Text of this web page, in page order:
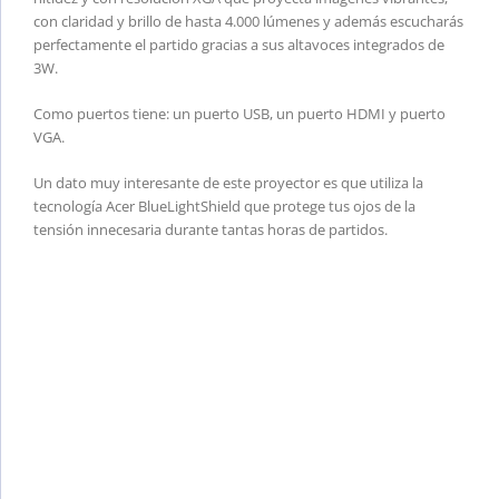
con claridad y brillo de hasta 4.000 lúmenes y además escucharás
perfectamente el partido gracias a sus altavoces integrados de
3W.
Como puertos tiene: un puerto USB, un puerto HDMI y puerto
VGA.
Un dato muy interesante de este proyector es que utiliza la
tecnología Acer BlueLightShield que protege tus ojos de la
tensión innecesaria durante tantas horas de partidos.